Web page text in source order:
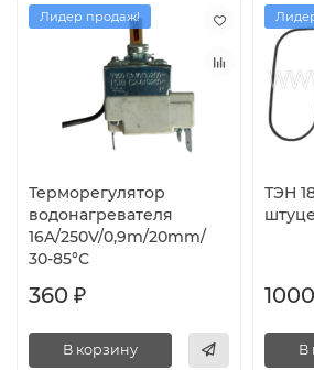
Лидер продаж!
Терморегулятор
водонагревателя
16A/250V/0,9m/20mm/
30-85°С
360 ₽
В корзину
ТЭН
В